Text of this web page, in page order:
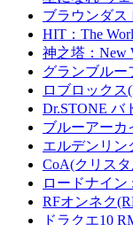
ブラウンダス
HIT：The
神之塔：New
グランブルー
ロブロック
Dr.STONE バ
ブルーアーカ
エルデンリン
CoA(クリスタ
ロードナイン
RFオンネク
ドラクエ10